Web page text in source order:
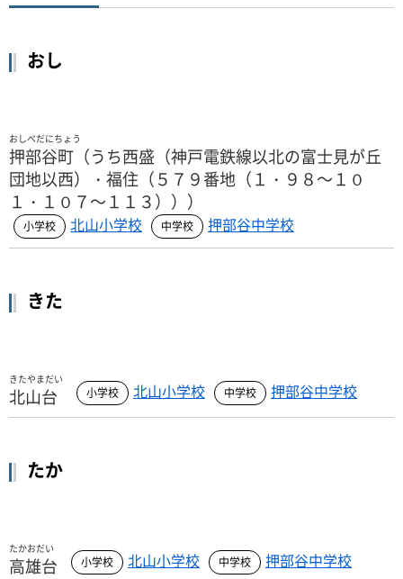
おし
おしべだにちょう
押部谷町（うち西盛（神戸電鉄線以北の富士見が丘
団地以西）・福住（５７９番地（１・９８～１０
１・１０７～１１３）））
北山小学校 押部谷中学校
きた
きたやまだい
北山台 北山小学校 押部谷中学校
たか
たかおだい
高雄台 北山小学校 押部谷中学校